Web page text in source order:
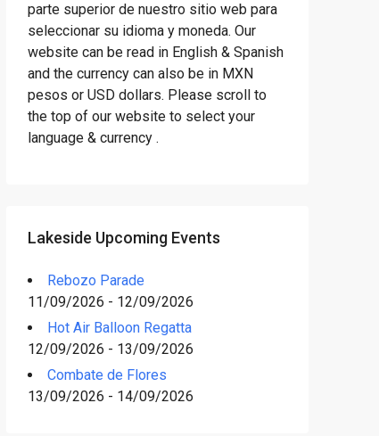
parte superior de nuestro sitio web para
seleccionar su idioma y moneda. Our
website can be read in English & Spanish
and the currency can also be in MXN
pesos or USD dollars. Please scroll to
the top of our website to select your
language & currency .
Lakeside Upcoming Events
Rebozo Parade
11/09/2026 - 12/09/2026
Hot Air Balloon Regatta
12/09/2026 - 13/09/2026
Combate de Flores
13/09/2026 - 14/09/2026